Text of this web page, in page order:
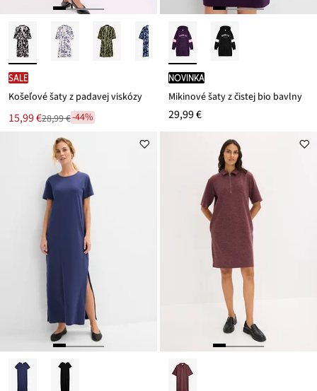
SALE
Košeľové šaty z padavej viskózy
Nová
cena
15,99 €
Zľava 28,99 €-44%
novinka
Mikinové šaty z čistej bio bavlny
29,99 €